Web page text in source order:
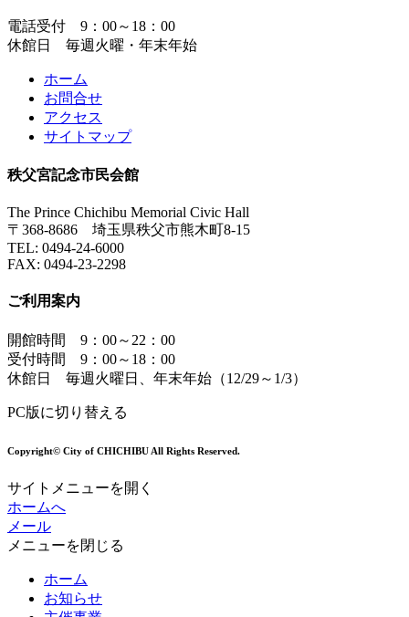
電話受付 9：00～18：00
休館日 毎週火曜・年末年始
ホーム
お問合せ
アクセス
サイトマップ
秩父宮記念市民会館
The Prince Chichibu Memorial Civic Hall
〒368-8686 埼玉県秩父市熊木町8-15
TEL: 0494-24-6000
FAX: 0494-23-2298
ご利用案内
開館時間 9：00～22：00
受付時間 9：00～18：00
休館日 毎週火曜日、年末年始（12/29～1/3）
PC版に切り替える
Copyright© City of CHICHIBU All Rights Reserved.
サイトメニューを開く
ホームへ
メール
メニューを閉じる
ホーム
お知らせ